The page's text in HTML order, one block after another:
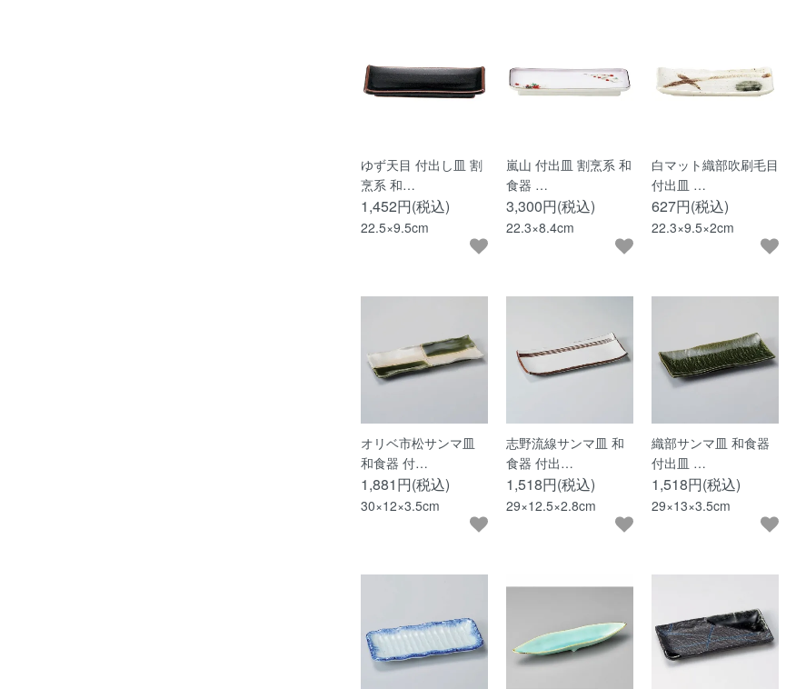
ゆず天目 付出し皿 割
烹系 和…
1,452円(税込)
22.5×9.5cm
嵐山 付出皿 割烹系 和
食器 …
3,300円(税込)
22.3×8.4cm
白マット織部吹刷毛目
付出皿 …
627円(税込)
22.3×9.5×2cm
オリベ市松サンマ皿
和食器 付…
1,881円(税込)
30×12×3.5cm
志野流線サンマ皿 和
食器 付出…
1,518円(税込)
29×12.5×2.8cm
織部サンマ皿 和食器
付出皿 …
1,518円(税込)
29×13×3.5cm